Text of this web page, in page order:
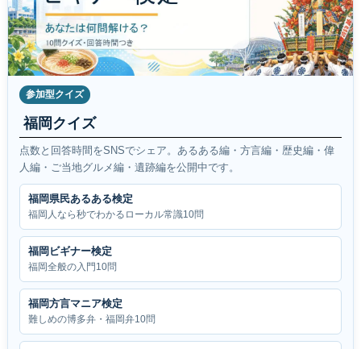
参加型クイズ
福岡クイズ
点数と回答時間をSNSでシェア。あるある編・方言編・歴史編・偉
人編・ご当地グルメ編・遺跡編を公開中です。
福岡県民あるある検定
福岡人なら秒でわかるローカル常識10問
福岡ビギナー検定
福岡全般の入門10問
福岡方言マニア検定
難しめの博多弁・福岡弁10問